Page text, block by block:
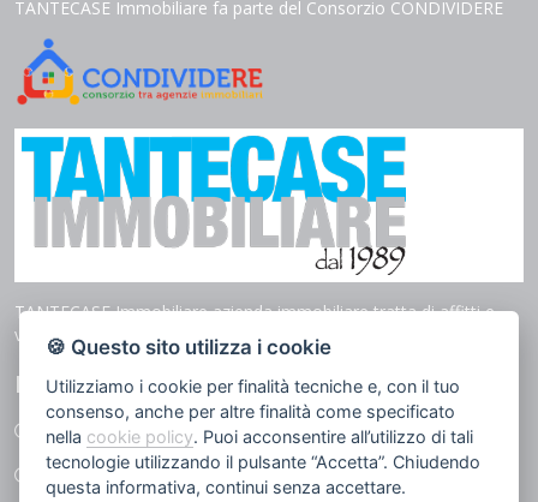
TANTECASE Immobiliare fa parte del Consorzio CONDIVIDERE
TANTECASE Immobiliare azienda immobiliare tratta di affitti e
vendita in tutto il territorio di Genova.
LINK UTILI
I nostri immobili
Servizi
🍪 Questo sito utilizza i cookie
Utilizziamo i cookie per finalità tecniche e, con il tuo
consenso, anche per altre finalità come specificato
nella cookie policy. Puoi acconsentire all’utilizzo di tali
tecnologie utilizzando il pulsante “Accetta”. Chiudendo
questa informativa, continui senza accettare.